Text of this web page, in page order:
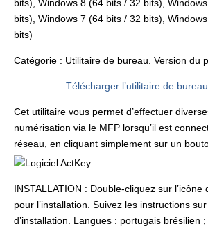
bits), Windows 8 (64 bits / 32 bits),
bits), Windows 7 (64 bits / 32 bits),
bits)
Catégorie : Utilitaire de bureau. Version du
Télécharger l’utilitaire de bureau
Cet utilitaire vous permet d’effectuer
numérisation via le MFP lorsqu’il est
réseau, en cliquant simplement sur un
INSTALLATION : Double-cliquez sur
pour l’installation. Suivez les instructions sur
d’installation. Langues : portugais brésilien